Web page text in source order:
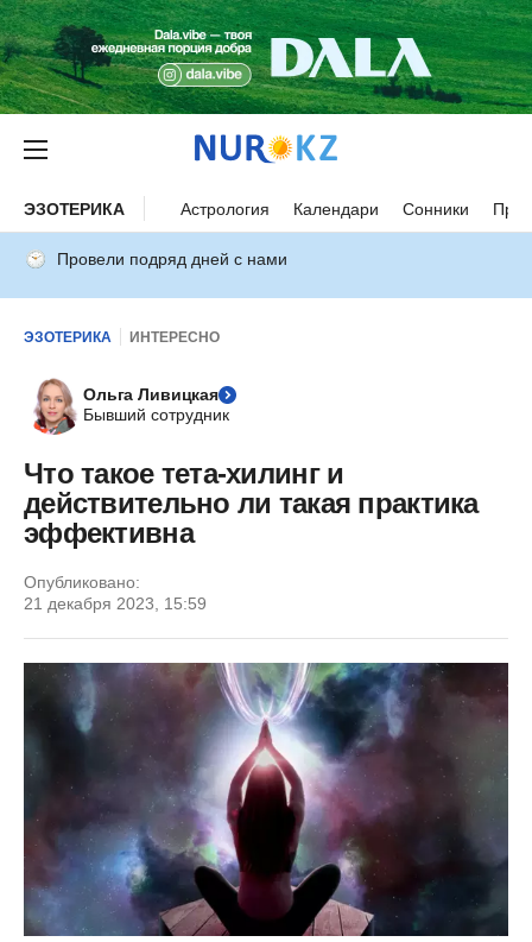
ЭЗОТЕРИКА Астрология Календари Сонники
Провели подряд дней с нами
ЭЗОТЕРИКА ИНТЕРЕСНО
Ольга Ливицкая
Бывший сотрудник
Что такое тета-хилинг и
действительно ли такая практика
эффективна
Опубликовано:
21 декабря 2023, 15:59